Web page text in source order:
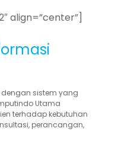
align=”center”]
sistem yang
Utama
terhadap kebutuhan
perancangan,